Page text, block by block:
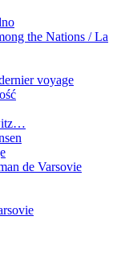
the Nations / La
voyage
de Varsovie